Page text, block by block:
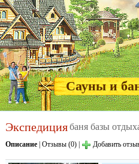
Сауны и
Экспедициябаня базы
Описание Отзывы (0) Добавить